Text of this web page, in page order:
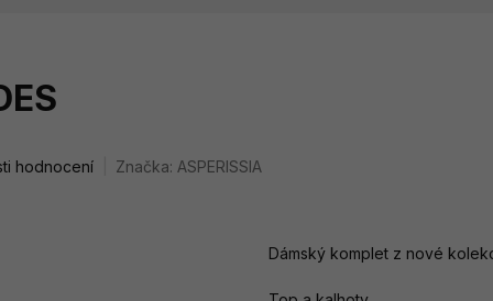
hodnocení Značka: ASPERISSIA
Dámský komplet z nové